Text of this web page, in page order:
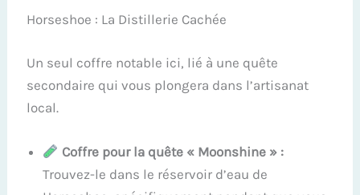
Horseshoe : La Distillerie Cachée
Un seul coffre notable ici, lié à une quête
secondaire qui vous plongera dans l’artisanat
local.
Coffre pour la quête « Moonshine » :
Trouvez-le dans le réservoir d’eau de